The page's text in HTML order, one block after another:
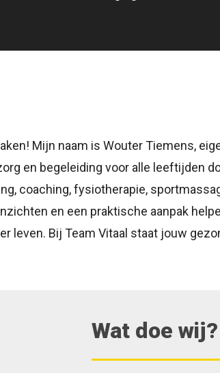
Mijn naam is Wouter Tiemens,
en begeleiding voor alle leeftijden
coaching, fysiotherapie,
en een praktische aanpak
leven. Bij Team Vitaal staat jouw
Wat doe wij?